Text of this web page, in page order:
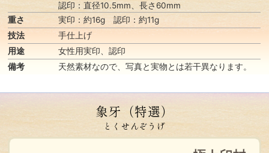
認印：直径10.5mm、長さ60mm
重さ
実印：約16g 認印：約11g
技法
手仕上げ
用途
女性用実印、認印
備考
天然素材なので、写真と実物とは若干異なります。
象牙（特選）
とくせんぞうげ